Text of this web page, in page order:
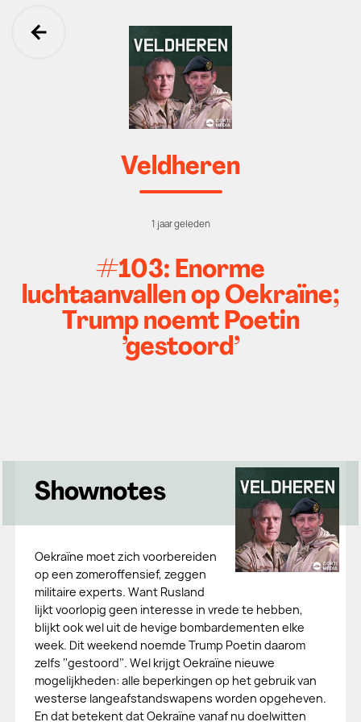
Ga terug
Veldheren
1 jaar geleden
#103: Enorme
luchtaanvallen op Oekraïne;
Trump noemt Poetin
’gestoord’
Shownotes
Oekraïne moet zich voorbereiden
op een zomeroffensief, zeggen
militaire experts. Want Rusland
lijkt voorlopig geen interesse in vrede te hebben,
blijkt ook wel uit de hevige bombardementen elke
week. Dit weekend noemde Trump Poetin daarom
zelfs ‘'gestoord’'. Wel krijgt Oekraïne nieuwe
mogelijkheden: alle beperkingen op het gebruik van
westerse langeafstandswapens worden opgeheven.
En dat betekent dat Oekraïne vanaf nu doelwitten